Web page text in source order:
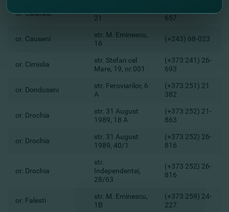
or. Calarasi
21
657
or. Causeni
str. M. Eminescu,
16
(+243) 68-023
or. Cimislia
str. Stefan cel
Mare, 19, nr.001
(+373 241) 26-
693
or. Donduseni
str. Feroviarilor, 6
A
(+373 251) 21
382
or. Drochia
str. 31 August
1989, 18 A
(+373 252) 21-
863
or. Drochia
str. 31 August
1989, 40/1
(+373 252) 26-
816
or. Drochia
str.
Independentei,
28/63
(+373 252) 26-
816
or. Falesti
str. M. Eminescu,
1B
(+373 259) 24-
227